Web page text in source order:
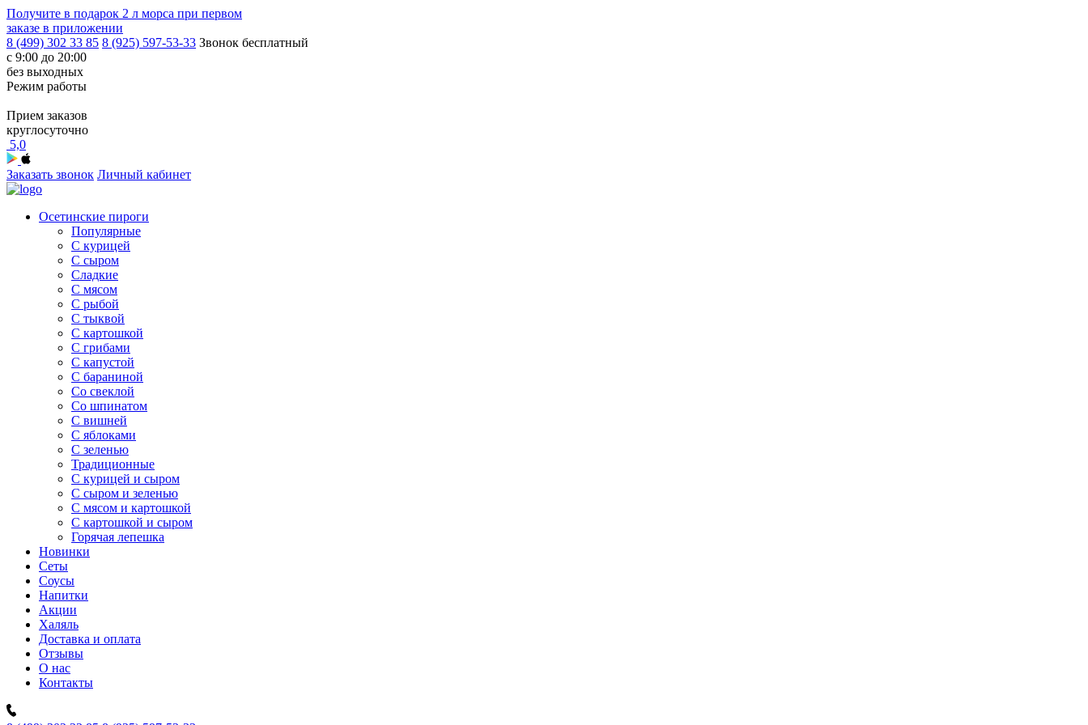
Получите в подарок 2 л морса при первом
заказе в приложении
8 (499) 302 33 85 8 (925) 597-53-33 Звонок бесплатный
с 9:00 до 20:00
без выходных
Режим работы
Прием заказов
круглосуточно
5,0
Заказать звонок Личный кабинет
Осетинские пироги
Популярные
С курицей
С сыром
Сладкие
С мясом
С рыбой
С тыквой
С картошкой
С грибами
С капустой
C бараниной
Со свеклой
Со шпинатом
С вишней
С яблоками
С зеленью
Традиционные
С курицей и сыром
С сыром и зеленью
С мясом и картошкой
С картошкой и сыром
Горячая лепешка
Новинки
Сеты
Соусы
Напитки
Акции
Халяль
Доставка и оплата
Отзывы
О нас
Контакты